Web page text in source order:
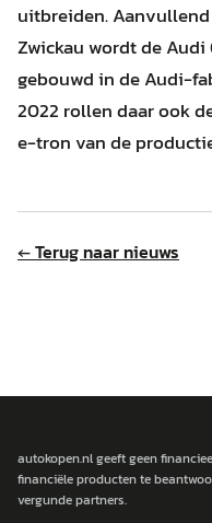
uitbreiden.
Zwickau wordt de
gebouwd in de Audi-
2022 rollen daar ook
e-tron van de
← Terug naar nieuws
autokopen.nl geeft geen
financiële producten te
vergunde partners.